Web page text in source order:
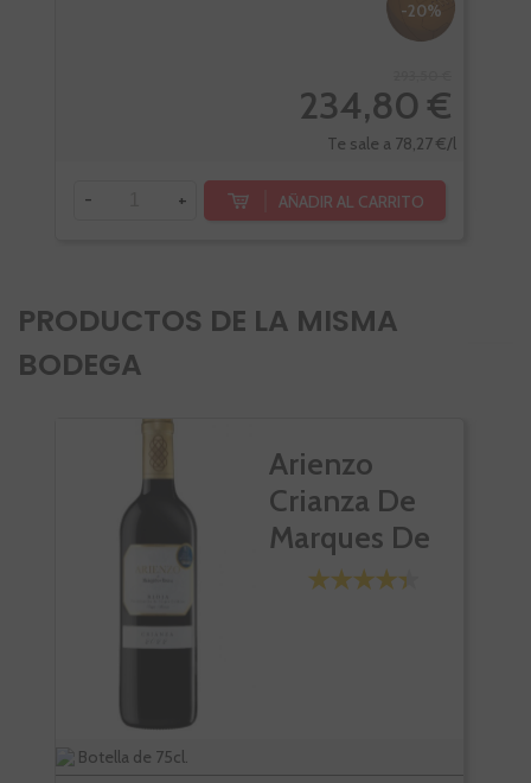
-20%
234,80 €
Te sale a 78,27 €/l
- + AÑADIR AL CARRITO
PRODUCTOS DE LA MISMA
BODEGA
Arienzo
Crianza De
Marques De
Riscal
Botella de 75cl.